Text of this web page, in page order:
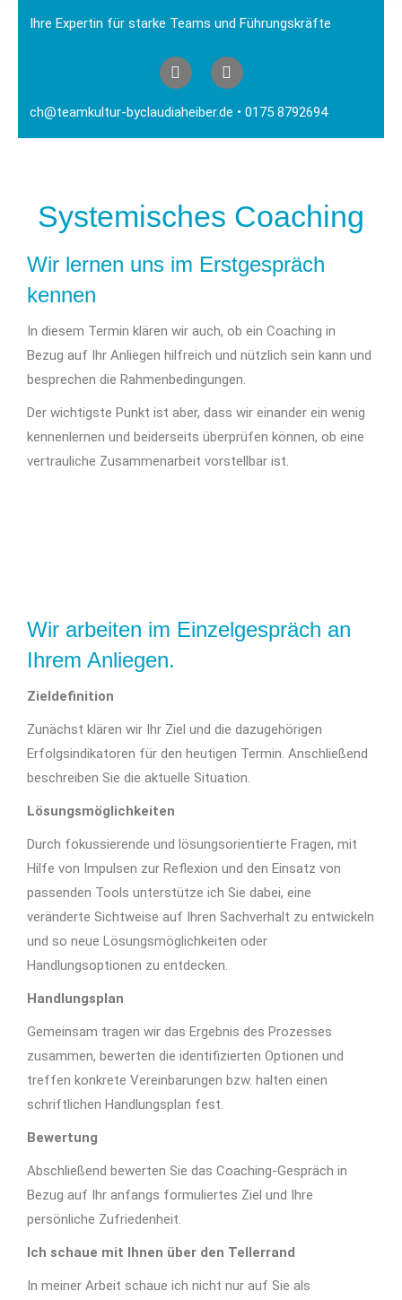
Ihre Expertin für starke Teams und Führungskräfte
ch@teamkultur-byclaudiaheiber.de • 0175 8792694
Systemisches Coaching​
Wir lernen uns im Erstgespräch
kennen
In diesem Termin klären wir auch, ob ein Coaching in
Bezug auf Ihr Anliegen hilfreich und nützlich sein kann und
besprechen die Rahmenbedingungen.
Der wichtigste Punkt ist aber, dass wir einander ein wenig
kennenlernen und beiderseits überprüfen können, ob eine
vertrauliche Zusammenarbeit vorstellbar ist.
Wir arbeiten im Einzelgespräch an
Ihrem Anliegen.
Zieldefinition
Zunächst klären wir Ihr Ziel und die dazugehörigen
Erfolgsindikatoren für den heutigen Termin. Anschließend
beschreiben Sie die aktuelle Situation.
Lösungsmöglichkeiten
Durch fokussierende und lösungsorientierte Fragen, mit
Hilfe von Impulsen zur Reflexion und den Einsatz von
passenden Tools unterstütze ich Sie dabei, eine
veränderte Sichtweise auf Ihren Sachverhalt zu entwickeln
und so neue Lösungsmöglichkeiten oder
Handlungsoptionen zu entdecken.
Handlungsplan
Gemeinsam tragen wir das Ergebnis des Prozesses
zusammen, bewerten die identifizierten Optionen und
treffen konkrete Vereinbarungen bzw. halten einen
schriftlichen Handlungsplan fest.
Bewertung
Abschließend bewerten Sie das Coaching-Gespräch in
Bezug auf Ihr anfangs formuliertes Ziel und Ihre
persönliche Zufriedenheit.
Ich schaue mit Ihnen über den Tellerrand
In meiner Arbeit schaue ich nicht nur auf Sie als